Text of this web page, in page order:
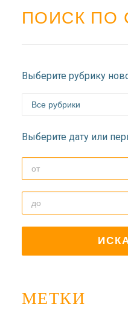
ПОИСК ПО
Выберите рубрику
Выберите дату или
МЕТКИ